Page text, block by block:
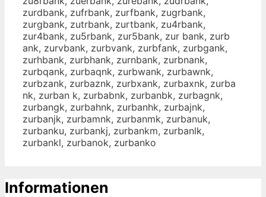
zurdbank, zufrbank, zurfbank, zugrbank,
zurgbank, zutrbank, zurtbank, zu4rbank,
zur4bank, zu5rbank, zur5bank, zur bank, zurb
ank, zurvbank, zurbvank, zurbfank, zurbgank,
zurhbank, zurbhank, zurnbank, zurbnank,
zurbqank, zurbaqnk, zurbwank, zurbawnk,
zurbzank, zurbaznk, zurbxank, zurbaxnk, zurba
nk, zurban k, zurbabnk, zurbanbk, zurbagnk,
zurbangk, zurbahnk, zurbanhk, zurbajnk,
zurbanjk, zurbamnk, zurbanmk, zurbanuk,
zurbanku, zurbankj, zurbankm, zurbanlk,
zurbankl, zurbanok, zurbanko
Informationen